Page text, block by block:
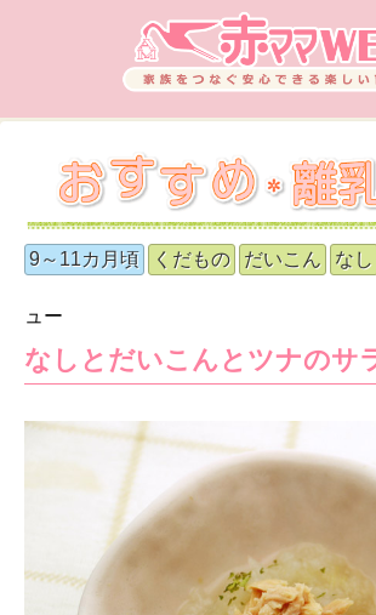
9～11カ月頃 くだもの だいこん なし
ュー
なしとだいこんとツナのサ